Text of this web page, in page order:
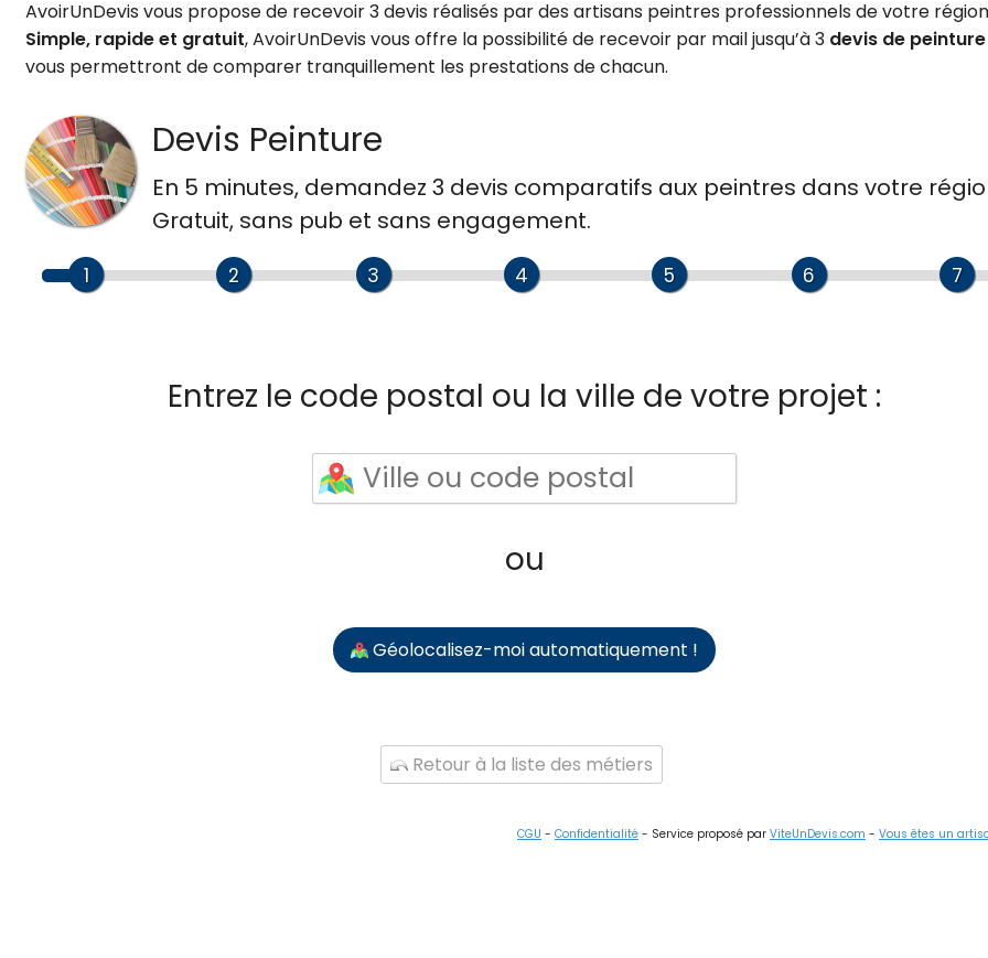
AvoirUnDevis vous propose de recevoir 3 devis réalisés par des artisans peintres professionnels de votre
Simple, rapide et gratuit, AvoirUnDevis vous offre la possibilité de recevoir par mail jusqu’à 3 devis de peinture
vous permettront de comparer tranquillement les prestations de chacun.
Devis Peinture
En 5 minutes, demandez 3 devis comparatifs aux peintres dans votre
Gratuit, sans pub et sans engagement.
1 2 3 4 5 6 7
Entrez le code postal ou la ville de votre projet :
ou
Géolocalisez-moi automatiquement !
Retour à la liste des métiers
CGU - Confidentialité - Service proposé par ViteUnDevis.com - Vous êtes un